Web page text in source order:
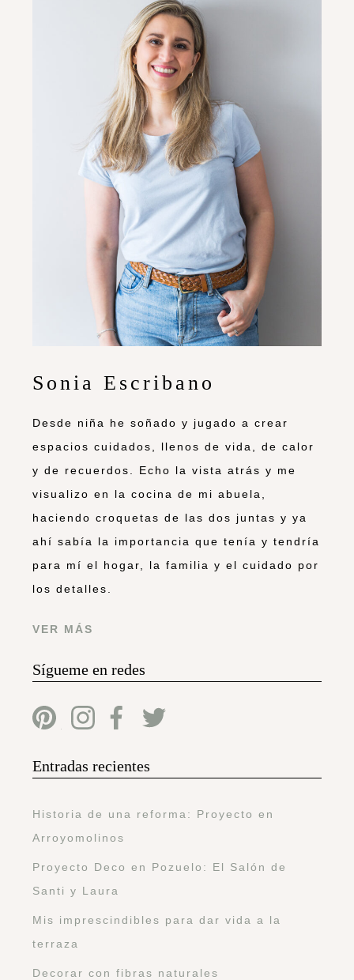
Sonia Escribano
Desde niña he soñado y jugado a crear
espacios cuidados, llenos de vida, de calor
y de recuerdos. Echo la vista atrás y me
visualizo en la cocina de mi abuela,
haciendo croquetas de las dos juntas y ya
ahí sabía la importancia que tenía y tendría
para mí el hogar, la familia y el cuidado por
los detalles.
VER MÁS
Sígueme en redes
Entradas recientes
Historia de una reforma: Proyecto en
Arroyomolinos
Proyecto Deco en Pozuelo: El Salón de
Santi y Laura
Mis imprescindibles para dar vida a la
terraza
Decorar con fibras naturales